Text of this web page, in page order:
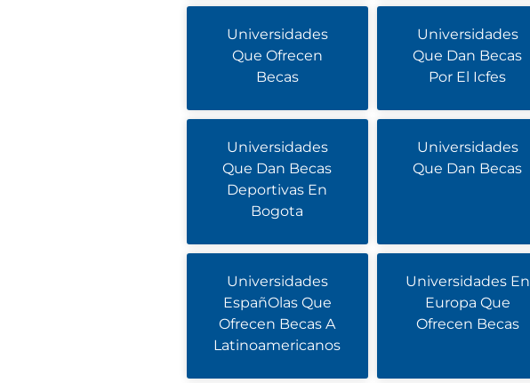
Universidades
Que Ofrecen
Becas
Universidades
Que Dan Becas
Por El Icfes
Universidades
Que Dan Becas
Deportivas En
Bogota
Universidades
Que Dan Becas
Universidades
EspañOlas Que
Ofrecen Becas A
Latinoamericanos
Universidades En
Europa Que
Ofrecen Becas